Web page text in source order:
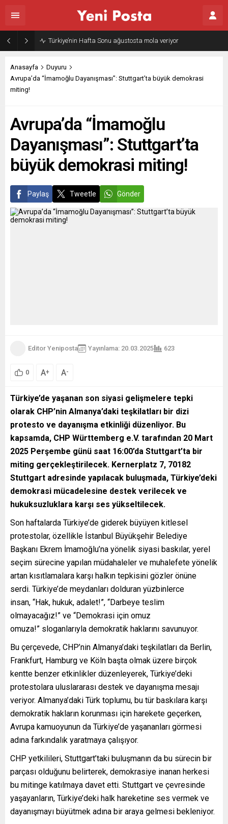
Türkiye’nin Hafta Sonu ağustosta mola veriyor
Anasayfa
Duyuru
Avrupa’da “İmamoğlu Dayanışması”: Stuttgart’ta büyük demokrasi
miting!
Avrupa’da “İmamoğlu
Dayanışması”: Stuttgart’ta
büyük demokrasi miting!
Paylaş Tweetle Gönder
Editor Yeniposta Yayınlama: 20.03.2025 623
0 A+ A-
Türkiye’de yaşanan son siyasi gelişmelere tepki
olarak CHP’nin Almanya’daki teşkilatları bir dizi
protesto ve dayanışma etkinliği düzenliyor. Bu
kapsamda, CHP Württemberg e.V. tarafından 20 Mart
2025 Perşembe günü saat 16:00’da Stuttgart’ta bir
miting gerçekleştirilecek. Kernerplatz 7, 70182
Stuttgart adresinde yapılacak buluşmada, Türkiye’deki
demokrasi mücadelesine destek verilecek ve
hukuksuzluklara karşı ses yükseltilecek.
Son haftalarda Türkiye’de giderek büyüyen kitlesel
protestolar, özellikle İstanbul Büyükşehir Belediye
Başkanı Ekrem İmamoğlu’na yönelik siyasi baskılar, yerel
seçim sürecine yapılan müdahaleler ve muhalefete yönelik
artan kısıtlamalara karşı halkın tepkisini gözler önüne
serdi. Türkiye’de meydanları dolduran yüzbinlerce
insan, “Hak, hukuk, adalet!”, “Darbeye teslim
olmayacağız!” ve “Demokrasi için omuz
omuza!” sloganlarıyla demokratik haklarını savunuyor.
Bu çerçevede, CHP’nin Almanya’daki teşkilatları da Berlin,
Frankfurt, Hamburg ve Köln başta olmak üzere birçok
kentte benzer etkinlikler düzenleyerek, Türkiye’deki
protestolara uluslararası destek ve dayanışma mesajı
veriyor. Almanya’daki Türk toplumu, bu tür baskılara karşı
demokratik hakların korunması için harekete geçerken,
Avrupa kamuoyunun da Türkiye’de yaşananları görmesi
adına farkındalık yaratmaya çalışıyor.
CHP yetkilileri, Stuttgart’taki buluşmanın da bu sürecin bir
parçası olduğunu belirterek, demokrasiye inanan herkesi
bu mitinge katılmaya davet etti. Stuttgart ve çevresinde
yaşayanların, Türkiye’deki halk hareketine ses vermek ve
dayanışmayı büyütmek adına bir araya gelmesi bekleniyor.